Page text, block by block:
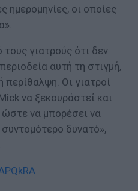
ημερομηνίες, οι οποίες
γιατρούς ότι δεν
αυτή τη στιγμή,
περίθαλψη. Οι γιατροί
να ξεκουράστεί και
ώστε να μπορέσει να
δυνατό»,